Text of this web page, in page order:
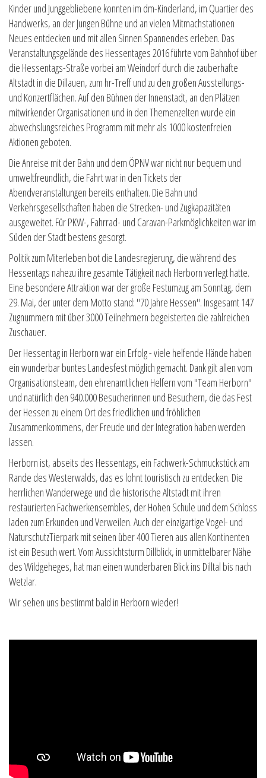
Kinder und Junggebliebene konnten im dm-Kinderland, im Quartier des
Handwerks, an der Jungen Bühne und an vielen Mitmachstationen
Neues entdecken und mit allen Sinnen Spannendes erleben. Das
Veranstaltungsgelände des Hessentages 2016 führte vom Bahnhof über
die Hessentags-Straße vorbei am Weindorf durch die zauberhafte
Altstadt in die Dillauen, zum hr-Treff und zu den großen Ausstellungs-
und Konzertflächen. Auf den Bühnen der Innenstadt, an den Plätzen
mitwirkender Organisationen und in den Themenzelten wurde ein
abwechslungsreiches Programm mit mehr als 1000 kostenfreien
Aktionen geboten.
Die Anreise mit der Bahn und dem ÖPNV war nicht nur bequem und
umweltfreundlich, die Fahrt war in den Tickets der
Abendveranstaltungen bereits enthalten. Die Bahn und
Verkehrsgesellschaften haben die Strecken- und Zugkapazitäten
ausgeweitet. Für PKW-, Fahrrad- und Caravan-Parkmöglichkeiten war im
Süden der Stadt bestens gesorgt.
Politik zum Miterleben bot die Landesregierung, die während des
Hessentags nahezu ihre gesamte Tätigkeit nach Herborn verlegt hatte.
Eine besondere Attraktion war der große Festumzug am Sonntag, dem
29. Mai, der unter dem Motto stand: "70 Jahre Hessen". Insgesamt 147
Zugnummern mit über 3000 Teilnehmern begeisterten die zahlreichen
Zuschauer.
Der Hessentag in Herborn war ein Erfolg - viele helfende Hände haben
ein wunderbar buntes Landesfest möglich gemacht. Dank gilt allen vom
Organisationsteam, den ehrenamtlichen Helfern vom "Team Herborn"
und natürlich den 940.000 Besucherinnen und Besuchern, die das Fest
der Hessen zu einem Ort des friedlichen und fröhlichen
Zusammenkommens, der Freude und der Integration haben werden
lassen.
Herborn ist, abseits des Hessentags, ein Fachwerk-Schmuckstück am
Rande des Westerwalds, das es lohnt touristisch zu entdecken. Die
herrlichen Wanderwege und die historische Altstadt mit ihren
restaurierten Fachwerkensembles, der Hohen Schule und dem Schloss
laden zum Erkunden und Verweilen. Auch der einzigartige Vogel- und
NaturschutzTierpark mit seinen über 400 Tieren aus allen Kontinenten
ist ein Besuch wert. Vom Aussichtsturm Dillblick, in unmittelbarer Nähe
des Wildgeheges, hat man einen wunderbaren Blick ins Dilltal bis nach
Wetzlar.
Wir sehen uns bestimmt bald in Herborn wieder!